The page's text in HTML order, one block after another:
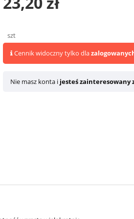
szt
Cennik widoczny tylko dla
Nie masz konta i jesteś